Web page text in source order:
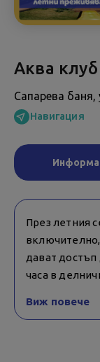
Аква
Сапарева баня,
Навигация
През летния
дават достъп
часа в
Виж повече